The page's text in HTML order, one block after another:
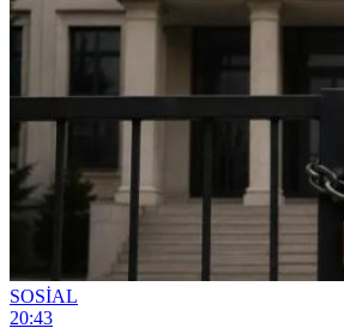
SOSİAL
20:43